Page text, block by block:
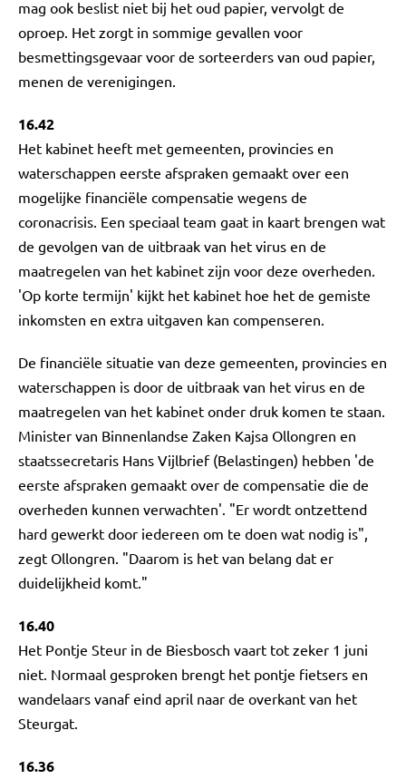
mag ook beslist niet bij het oud papier, vervolgt de
oproep. Het zorgt in sommige gevallen voor
besmettingsgevaar voor de sorteerders van oud papier,
menen de verenigingen.
16.42
Het kabinet heeft met gemeenten, provincies en
waterschappen eerste afspraken gemaakt over een
mogelijke financiële compensatie wegens de
coronacrisis. Een speciaal team gaat in kaart brengen wat
de gevolgen van de uitbraak van het virus en de
maatregelen van het kabinet zijn voor deze overheden.
'Op korte termijn' kijkt het kabinet hoe het de gemiste
inkomsten en extra uitgaven kan compenseren.
De financiële situatie van deze gemeenten, provincies en
waterschappen is door de uitbraak van het virus en de
maatregelen van het kabinet onder druk komen te staan.
Minister van Binnenlandse Zaken Kajsa Ollongren en
staatssecretaris Hans Vijlbrief (Belastingen) hebben 'de
eerste afspraken gemaakt over de compensatie die de
overheden kunnen verwachten'. "Er wordt ontzettend
hard gewerkt door iedereen om te doen wat nodig is",
zegt Ollongren. "Daarom is het van belang dat er
duidelijkheid komt."
16.40
Het Pontje Steur in de Biesbosch vaart tot zeker 1 juni
niet. Normaal gesproken brengt het pontje fietsers en
wandelaars vanaf eind april naar de overkant van het
Steurgat.
16.36